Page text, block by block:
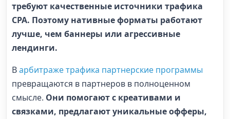
требуют качественные источники трафика
CPA. Поэтому нативные форматы работают
лучше, чем баннеры или агрессивные
лендинги.
Варбитраже трафика партнерские программы
превращаются в партнеров в полноценном
смысле. Они помогают с креативами и
связками, предлагают уникальные офферы,